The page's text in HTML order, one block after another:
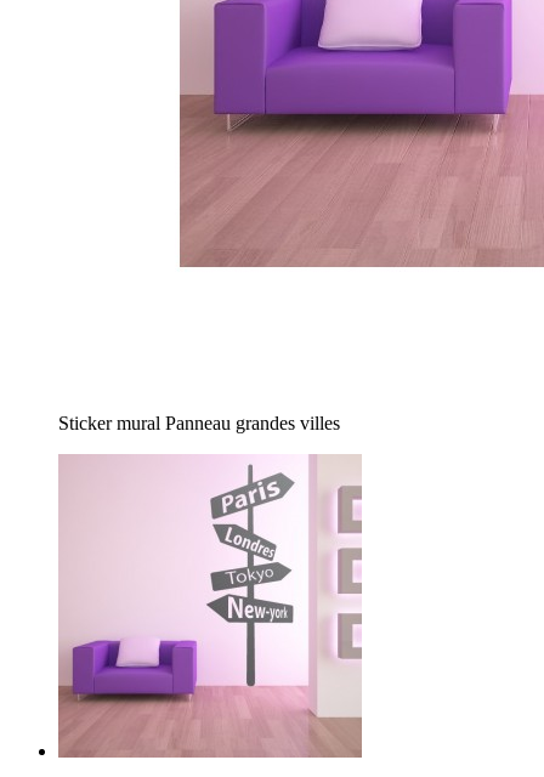
Sticker mural Panneau grandes villes